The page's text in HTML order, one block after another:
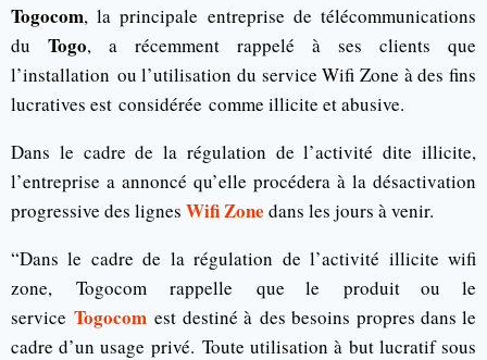
Togocom, la principale entreprise de télécommunications
du Togo, a récemment rappelé à ses clients que
l’installation ou l’utilisation du service Wifi Zone à des fins
lucratives est considérée comme illicite et abusive.
Dans le cadre de la régulation de l’activité dite illicite,
l’entreprise a annoncé qu’elle procédera à la désactivation
progressive des lignes Wifi Zone dans les jours à venir.
“Dans le cadre de la régulation de l’activité illicite wifi
zone, Togocomrappelle que le produit ou le
service Togocomestdestiné à des besoins propres dans le
cadre d’un usage privé. Toute utilisation à but lucratif sous